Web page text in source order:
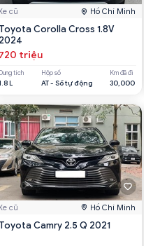
cũ Hồ Chí Minh
Toyota Corolla Cross 1.8V
2024
720 triệu
Dung tích
L
Hộp số
AT - Số tự động
Km đã đi
30,000
cũ Hồ Chí Minh
Toyota Camry 2.5 Q 2021